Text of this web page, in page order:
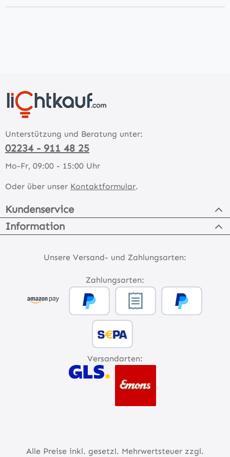
Unterstützung und Beratung unter:
02234 - 911 48 25
Mo-Fr, 09:00 - 15:00 Uhr
Oder über unser Kontaktformular.
Kundenservice
Information
Unsere Versand- und Zahlungsarten:
Zahlungsarten:
Versandarten:
Alle Preise inkl. gesetzl. Mehrwertsteuer zzgl.